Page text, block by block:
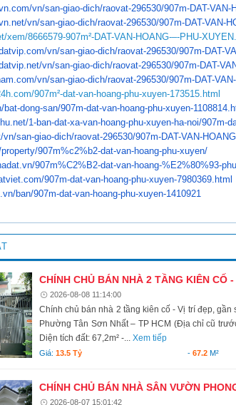
vn/san-giao-dich/raovat-296530/907m-DAT-VAN-
vn/san-giao-dich/raovat-296530/907m-DAT-VAN-
xem/8666579-907m²-DAT-VAN-HOANG-–-PHU-
vn/san-giao-dich/raovat-296530/907m-DAT-
vn/san-giao-dich/raovat-296530/907m-DAT-
vn/san-giao-dich/raovat-296530/907m-DAT-
907m²-dat-van-hoang-phu-xuyen-173515.html
bat-dong-san/907m-dat-van-hoang-phu-xuyen-
1-ban-dat-xa-van-hoang-phu-xuyen-ha-noi/907m-
vn/san-giao-dich/raovat-296530/907m-DAT-VAN-
907m%c2%b2-dat-van-hoang-phu-xuyen/
907m%C2%B2-dat-van-hoang-%E2%80%93-
907m-dat-van-hoang-phu-xuyen-7980369.html
ban/907m-dat-van-hoang-phu-xuyen-1410921
CHÍNH CHỦ BÁN NHÀ 2 TẦNG KIÊN CỐ
2026-08-08 11:14:00
Chính chủ bán nhà 2 tầng kiên cố - Vị trí đẹp,
Phường Tân Sơn Nhất – TP HCM (Địa chỉ cũ
Diện tích đất: 67,2m² -... Xem tiếp
Giá: 13.5 Tỷ - 67.2M²
CHÍNH CHỦ BÁN NHÀ SÂN VƯỜN
2026-08-07 15:01:42